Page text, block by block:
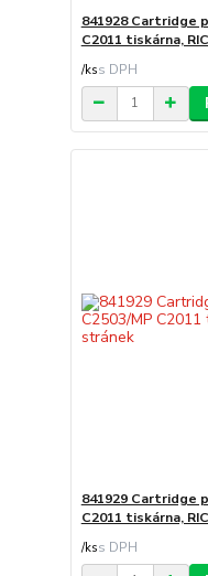
841928 Cartridge
C2011 tiskárna,
/ks
841929 Cartridge
C2011 tiskárna,
/ks